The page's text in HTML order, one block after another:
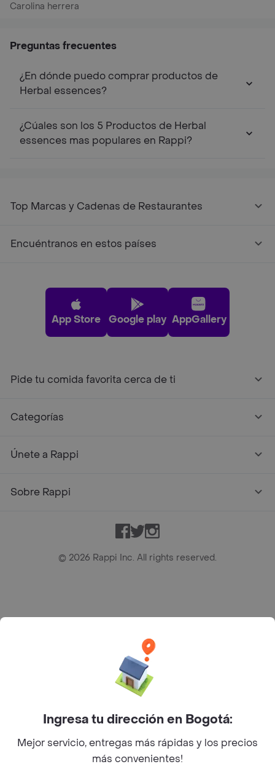
Carolina herrera
Preguntas frecuentes
¿En dónde puedo comprar productos de
Herbal essences?
¿Cúales son los 5 Productos de Herbal
essences mas populares en Rappi?
Top Marcas y Cadenas de Restaurantes
Encuéntranos en estos países
App Store Google play AppGallery
Pide tu comida favorita cerca de ti
Categorías
Únete a Rappi
Sobre Rappi
Facebook
TwitterInstagram
© 2026 Rappi Inc. All rights reserved.
Bogotá D.C. --- notificacionesrappi@rappi.com
Ingresa tu dirección en Bogotá:
Mejor servicio, entregas más rápidas y los precios
más convenientes!